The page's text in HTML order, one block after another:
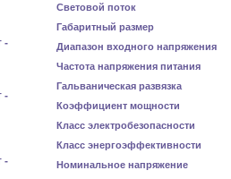
Световой поток
Габаритный размер
Диапазон входного напряжения
Частота напряжения питания
Гальваническая развязка
Коэффициент мощности
Класс электробезопасности
Класс энергоэффективности
Номинальное напряжение